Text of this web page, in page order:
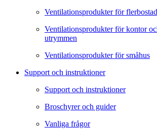
Ventilationsprodukter för
Ventilationsprodukter för kontor
utrymmen
Ventilationsprodukter för småhus
Support och instruktioner
Support och instruktioner
Broschyrer och guider
Vanliga frågor